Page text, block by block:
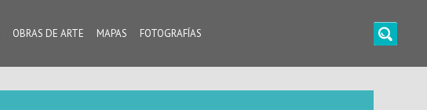
OBRAS DE ARTE MAPAS FOTOGRAFÍAS